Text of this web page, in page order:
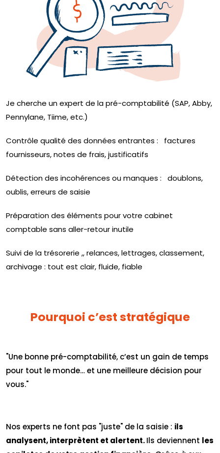
Je cherche un expert de la pré-comptabilité (SAP, Abby,
Pennylane, Tiime, etc.)
Contrôle qualité des données entrantes :
factures
fournisseurs, notes de frais, justificatifs
Détection des incohérences ou manques :
doublons,
oublis, erreurs de saisie
Préparation des éléments pour votre cabinet
comptable sans aller-retour inutile
Suivi de la trésorerie ,, relances, lettrages, classement,
archivage : tout est clair, fluide, fiable
Pourquoi c’est stratégique
"Une bonne pré-comptabilité, c’est un gain de temps
pour tout le monde… et une meilleure décision pour
vous."
Nos experts ne font pas "juste" de la saisie : ils
analysent, interprètent et alertent.Ils deviennent les